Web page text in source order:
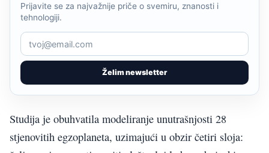
Želim newsletter
Prijavite se za najvažnije priče o svemiru, znanosti i
tehnologiji.
Studija je obuhvatila modeliranje unutrašnjosti 28
stjenovitih egzoplaneta, uzimajući u obzir četiri sloja: